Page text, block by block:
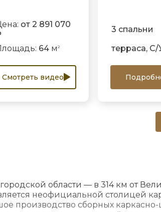
от 2 891 070
64м 2
Смотреть видео
3 спальни
терраса, С/
области — в 314 км от
неофициальной столицей
производство сборных